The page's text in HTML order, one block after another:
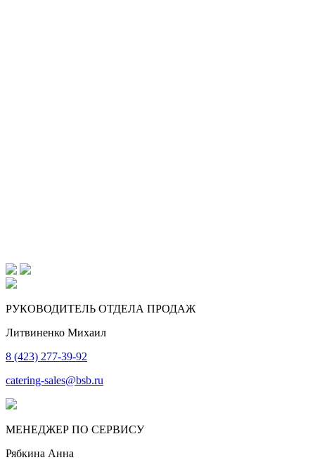
РУКОВОДИТЕЛЬ ОТДЕЛА ПРОДАЖ
Литвиненко Михаил
8 (423) 277-39-92
catering-sales@bsb.ru
МЕНЕДЖЕР ПО СЕРВИСУ
Рябкина Анна